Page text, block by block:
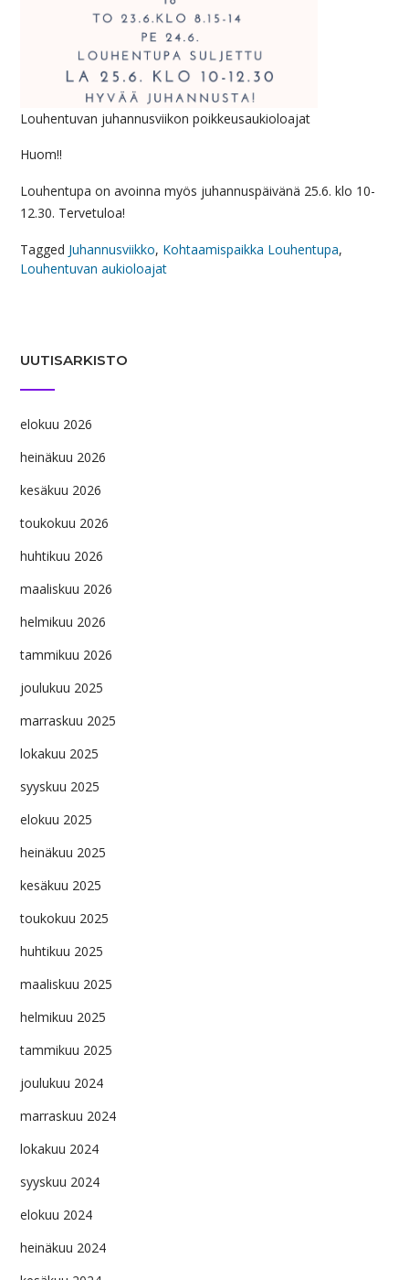
Louhentuvan juhannusviikon poikkeusaukioloajat
Huom!!
Louhentupa on avoinna myös juhannuspäivänä 25.6. klo 10-
12.30. Tervetuloa!
Tagged Juhannusviikko, Kohtaamispaikka Louhentupa,
Louhentuvan aukioloajat
UUTISARKISTO
elokuu 2026
heinäkuu 2026
kesäkuu 2026
toukokuu 2026
huhtikuu 2026
maaliskuu 2026
helmikuu 2026
tammikuu 2026
joulukuu 2025
marraskuu 2025
lokakuu 2025
syyskuu 2025
elokuu 2025
heinäkuu 2025
kesäkuu 2025
toukokuu 2025
huhtikuu 2025
maaliskuu 2025
helmikuu 2025
tammikuu 2025
joulukuu 2024
marraskuu 2024
lokakuu 2024
syyskuu 2024
elokuu 2024
heinäkuu 2024